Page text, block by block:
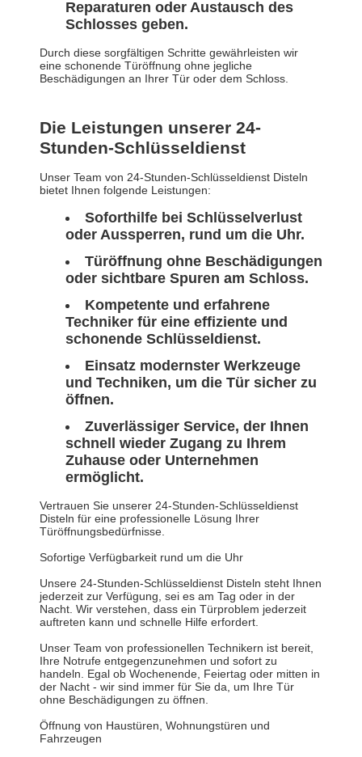
Reparaturen oder Austausch des
Schlosses geben.
Durch diese sorgfältigen Schritte gewährleisten wir
eine schonende Türöffnung ohne jegliche
Beschädigungen an Ihrer Tür oder dem Schloss.
Die Leistungen unserer 24-
Stunden-Schlüsseldienst
Unser Team von 24-Stunden-Schlüsseldienst Disteln
bietet Ihnen folgende Leistungen:
Soforthilfe bei Schlüsselverlust
oder Aussperren, rund um die Uhr.
Türöffnung ohne Beschädigungen
oder sichtbare Spuren am Schloss.
Kompetente und erfahrene
Techniker für eine effiziente und
schonende Schlüsseldienst.
Einsatz modernster Werkzeuge
und Techniken, um die Tür sicher zu
öffnen.
Zuverlässiger Service, der Ihnen
schnell wieder Zugang zu Ihrem
Zuhause oder Unternehmen
ermöglicht.
Vertrauen Sie unserer 24-Stunden-Schlüsseldienst
Disteln für eine professionelle Lösung Ihrer
Türöffnungsbedürfnisse.
Sofortige Verfügbarkeit rund um die Uhr
Unsere 24-Stunden-Schlüsseldienst Disteln steht Ihnen
jederzeit zur Verfügung, sei es am Tag oder in der
Nacht. Wir verstehen, dass ein Türproblem jederzeit
auftreten kann und schnelle Hilfe erfordert.
Unser Team von professionellen Technikern ist bereit,
Ihre Notrufe entgegenzunehmen und sofort zu
handeln. Egal ob Wochenende, Feiertag oder mitten in
der Nacht - wir sind immer für Sie da, um Ihre Tür
ohne Beschädigungen zu öffnen.
Öffnung von Haustüren, Wohnungstüren und
Fahrzeugen